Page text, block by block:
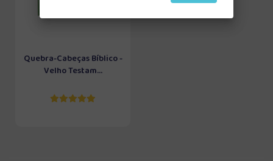
Quebra-Cabeças Bíblico -
Velho Testam...